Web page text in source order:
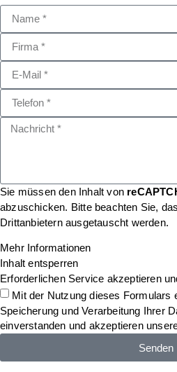
Sie müssen den Inhalt von
abzuschicken. Bitte beachten Sie,
Drittanbietern ausgetauscht werden.
Mehr Informationen
Inhalt entsperren
Erforderlichen Service akzeptieren
Mit der Nutzung dieses Formulars
Speicherung und Verarbeitung Ihrer
einverstanden und akzeptieren
Senden